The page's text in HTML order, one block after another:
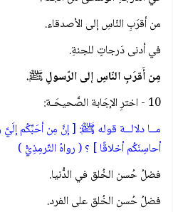
من أقرَبِ النّاسِ إلى الأصدقاء.
في أدنى دَرجاتٍ للجنةِ.
مِن أَقرَبِ النّاسِ إلى الرّسولِ ﷺ.
10 - اخترِ الإجَابة الصَّحيحَـة:
مــا دلالــة قوله ﷺ: [ إنَّ مِن أحَبِّكُم
أحاسِنَكُم أخلاقًا ] ؟ ( رواهُ التّرمِذِيُّ )
فضلُ حُسن الخُلق في الدُّنيا.
فضلُ حُسن الخُلق على الفرد.